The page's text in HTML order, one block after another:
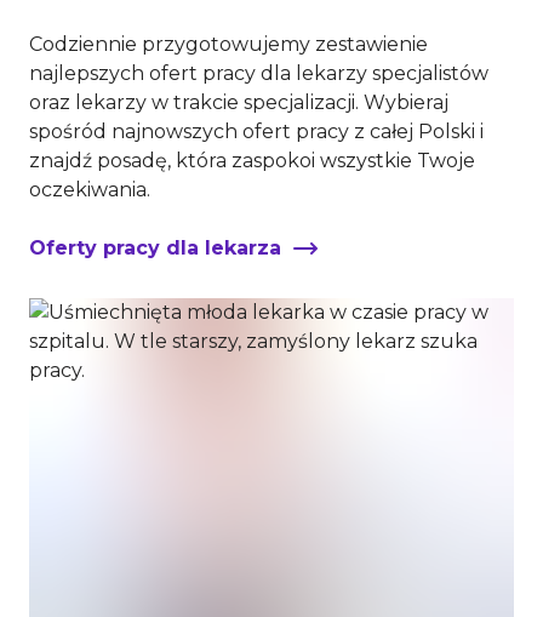
Codziennie przygotowujemy zestawienie
najlepszych ofert pracy dla lekarzy specjalistów
oraz lekarzy w trakcie specjalizacji. Wybieraj
spośród najnowszych ofert pracy z całej Polski i
znajdź posadę, która zaspokoi wszystkie Twoje
oczekiwania.
Oferty pracy dla lekarza